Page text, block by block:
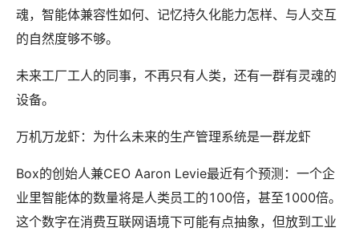
魂，智能体兼容性如何、记忆持久化能力怎样、与人交互
的自然度够不够。
未来工厂工人的同事，不再只有人类，还有一群有灵魂的
设备。
万机万龙虾：为什么未来的生产管理系统是一群龙虾
Box的创始人兼CEO Aaron Levie最近有个预测：一个企
业里智能体的数量将是人类员工的100倍，甚至1000倍。
这个数字在消费互联网语境下可能有点抽象，但放到工业